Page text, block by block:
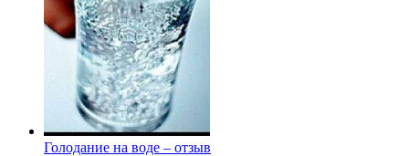
Голодание на воде – отзыв